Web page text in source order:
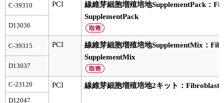
ユーザーズボイス集
C-39310 PCI
線維芽細胞増殖培地SupplementPack：
SupplementPack
D13036
C-39315 PCI
線維芽細胞増殖培地SupplementMix：
SupplementMix
D13037
C-23120 PCI 線維芽細胞増殖培地2キット：
D12047